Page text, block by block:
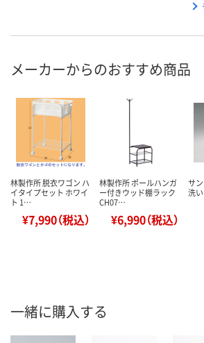
メーカーからのおすすめ商品
林製作所 脱衣ワゴン ハ
イタイプセット ホワイ
ト 1…
¥7,990（税込）
林製作所 ポールハンガ
ー付きウッド棚ラック
CH07…
¥6,990（税込）
サ
洗
一緒に購入する